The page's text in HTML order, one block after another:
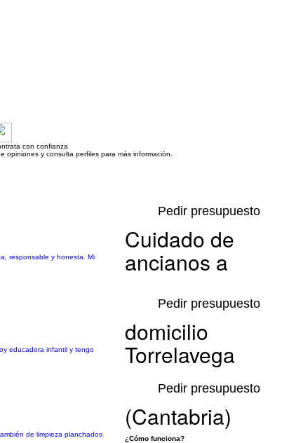
con confianza
opiniones y consulta perfiles para más información.
responsable y honesta. Mi
Pedir presupuesto
educadora infantil y tengo
Pedir presupuesto
de limpieza planchados
Pedir presupuesto
Cuidado de
ancianos a
domicilio
Torrelavega
(Cantabria)
¿Cómo funciona?